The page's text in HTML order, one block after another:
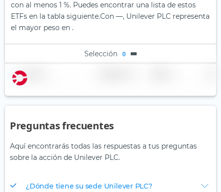
con al menos 1 %. Puedes encontrar una lista de estos
ETFs en la tabla siguiente.Con —, Unilever PLC representa
el mayor peso en .
Selección 0
Nombre
Preguntas frecuentes
Aquí encontrarás todas las respuestas a tus preguntas
sobre la acción de Unilever PLC.
¿Dónde tiene su sede Unilever PLC?